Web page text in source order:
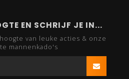
EN SCHRIJF JE IN...
van leuke acties & onze
mannenkado's